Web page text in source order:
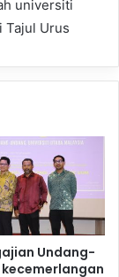
universiti
Tajul Urus
Undang-